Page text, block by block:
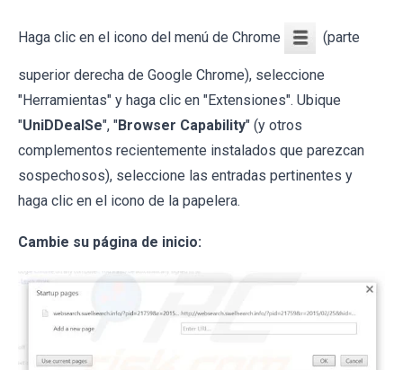
Haga clic en el icono del menú de Chrome (parte
superior derecha de Google Chrome), seleccione
"Herramientas" y haga clic en "Extensiones". Ubique
"UniDDealSe", "Browser Capability" (y otros
complementos recientemente instalados que parezcan
sospechosos), seleccione las entradas pertinentes y
haga clic en el icono de la papelera.
Cambie su página de inicio: